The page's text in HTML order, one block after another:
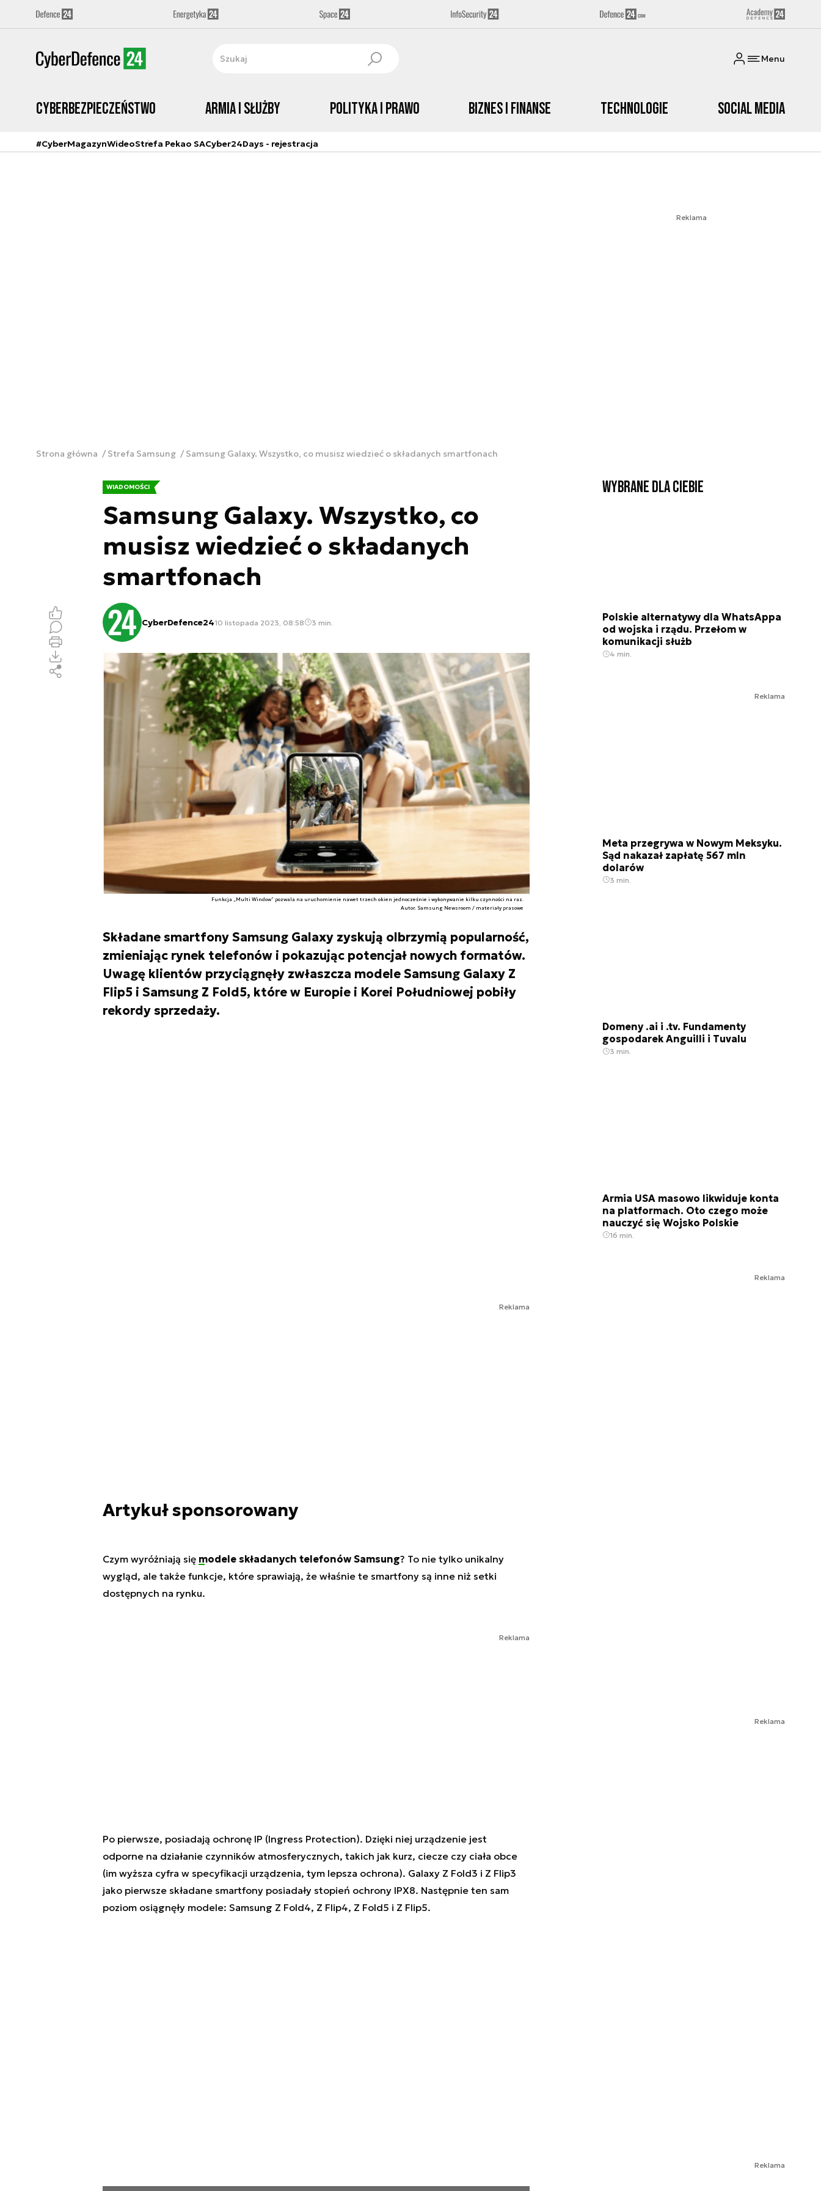
Menu
Cyberbezpieczeństwo Armia i Służby Polityka i prawo Biznes i Finanse Technologie Social media
#CyberMagazynWideoStrefa Pekao SACyber24Days - rejestracja
Reklama
Strona główna Strefa Samsung Samsung Galaxy. Wszystko, co musisz wiedzieć o składanych smartfonach
WIADOMOŚCI
Samsung Galaxy. Wszystko, co
musisz wiedzieć o składanych
smartfonach
CyberDefence2410 listopada 2023, 08:58 3 min.
Funkcja „Multi Window” pozwala na uruchomienie nawet trzech okien jednocześnie i wykonywanie kilku czynności na raz.
Autor. Samsung Newsroom / materiały prasowe
Składane smartfony Samsung Galaxy zyskują olbrzymią popularność,
zmieniając rynek telefonów i pokazując potencjał nowych formatów.
Uwagę klientów przyciągnęły zwłaszcza modele Samsung Galaxy Z
Flip5 i Samsung Z Fold5, które w Europie i Korei Południowej pobiły
rekordy sprzedaży.
Reklama
Artykuł sponsorowany
Czym wyróżniają się modele składanych telefonów Samsung? To nie tylko unikalny
wygląd, ale także funkcje, które sprawiają, że właśnie te smartfony są inne niż setki
dostępnych na rynku.
Reklama
Po pierwsze, posiadają ochronę IP (Ingress Protection). Dzięki niej urządzenie jest
odporne na działanie czynników atmosferycznych, takich jak kurz, ciecze czy ciała obce
(im wyższa cyfra w specyfikacji urządzenia, tym lepsza ochrona). Galaxy Z Fold3 i Z Flip3
jako pierwsze składane smartfony posiadały stopień ochrony IPX8. Następnie ten sam
poziom osiągnęły modele: Samsung Z Fold4, Z Flip4, Z Fold5 i Z Flip5.
Wybrane dla Ciebie
Polskie alternatywy dla WhatsAppa
od wojska i rządu. Przełom w
komunikacji służb
4 min.
Reklama
Meta przegrywa w Nowym Meksyku.
Sąd nakazał zapłatę 567 mln
dolarów
3 min.
Domeny .ai i .tv. Fundamenty
gospodarek Anguilli i Tuvalu
3 min.
Armia USA masowo likwiduje konta
na platformach. Oto czego może
nauczyć się Wojsko Polskie
16 min.
Reklama
Reklama
Reklama